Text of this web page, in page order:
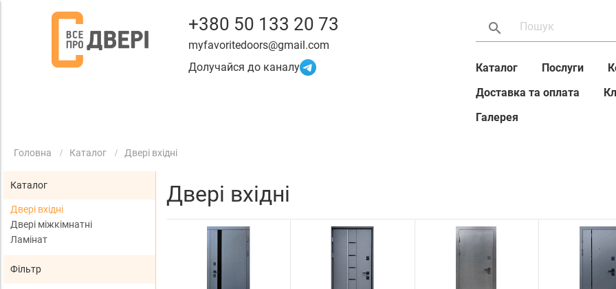
+380 50 133 20 73
myfavoritedoors@gmail.com
Долучайся до каналу
search
Каталог Послуги
Доставка та оплата
Галерея
Головна Каталог Двері вхідні
Каталог
Двері вхідні
Двері міжкімнатні
Ламінат
Фільтр
Двері вхідні